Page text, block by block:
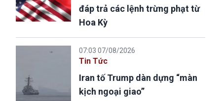
đáp trả các lệnh trừng phạt từ
Hoa Kỳ
07:03 07/08/2026
Tin Tức
Iran tố Trump dàn dựng “màn
kịch ngoại giao”